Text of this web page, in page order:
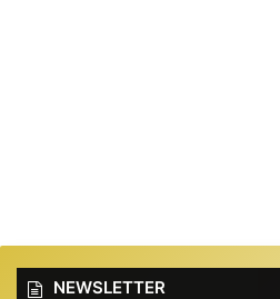
NEWSLETTER